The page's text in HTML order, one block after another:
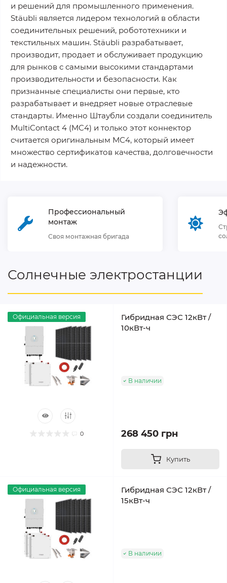
и решений для промышленного применения.
Stäubli является лидером технологий в области
соединительных решений, робототехники и
текстильных машин. Stäubli разрабатывает,
производит, продает и обслуживает продукцию
для рынков с самыми высокими стандартами
производительности и безопасности. Как
признанные специалисты они первые, кто
разрабатывает и внедряет новые отраслевые
стандарты. Именно Штаубли создали соединитель
MultiContact 4 (MC4) и только этот коннектор
считается оригинальным МС4, который имеет
множество сертификатов качества, долговечности
и надежности.
Профессиональный
монтаж
Своя монтажная бригада
Солнечные электростанции
Официальная версия
0
Гибридная СЭС 12кВт /
10кВт-ч
В наличии
268 450 грн
Купить
Официальная версия
Гибридная СЭС 12кВт /
15кВт-ч
В наличии